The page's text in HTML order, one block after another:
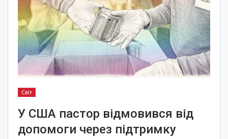
Світ
У США пастор відмовився від
допомоги через підтримку